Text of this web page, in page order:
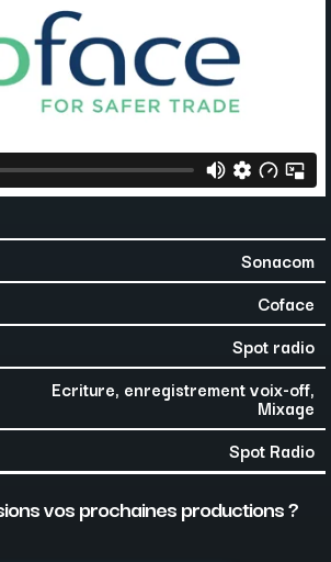
Sonacom
Coface
Spot radio
Ecriture, enregistrement voix-off,
Mixage
Spot Radio
vos prochaines productions ?